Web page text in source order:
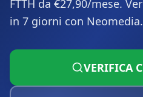
FTTH da €27,90/mese.
in 7 giorni con Neomedia.
VERIFICA